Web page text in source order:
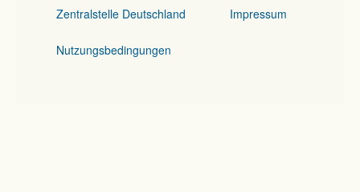
Zentralstelle Deutschland Impressum
Nutzungsbedingungen